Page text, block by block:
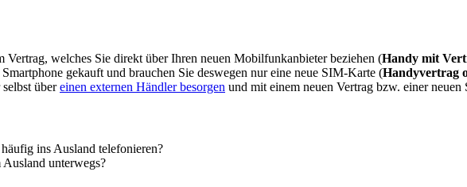
Vertrag, welches Sie direkt über Ihren neuen Mobilfunkanbieter beziehen (Handy mit
gekauft und brauchen Sie deswegen nur eine neue SIM-Karte (Handyvertrag
übereinen externen Händler besorgen und mit einem neuen Vertrag bzw. einer
ins Ausland telefonieren?
unterwegs?